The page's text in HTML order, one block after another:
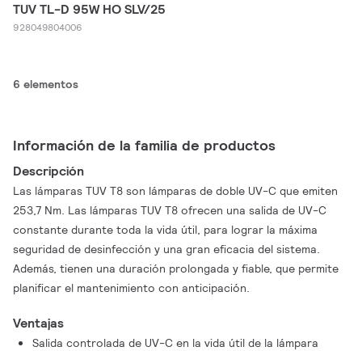
TUV TL-D 95W HO SLV/25
928049804006
6 elementos
Información de la familia de productos
Descripción
Las lámparas TUV T8 son lámparas de doble UV-C que emiten
253,7 Nm. Las lámparas TUV T8 ofrecen una salida de UV-C
constante durante toda la vida útil, para lograr la máxima
seguridad de desinfección y una gran eficacia del sistema.
Además, tienen una duración prolongada y fiable, que permite
planificar el mantenimiento con anticipación.
Ventajas
Salida controlada de UV-C en la vida útil de la lámpara